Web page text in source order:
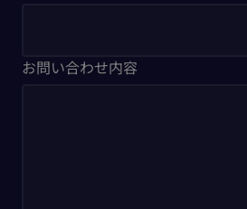
お問い合わせ内容